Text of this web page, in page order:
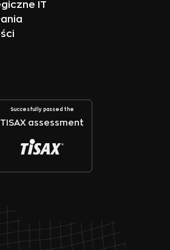
IT
Succesfully passed the
TISAX assessment